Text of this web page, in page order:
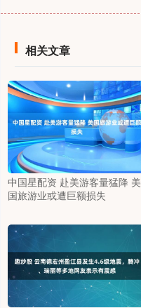
相关文章
中国星配资 赴美游客量猛降 美
国旅游业或遭巨额损失